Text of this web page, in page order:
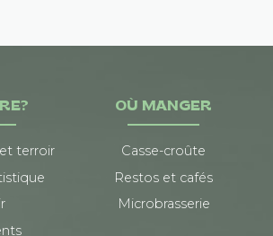
terroir
OÙ MANGER
Casse-croûte
Restos et cafés
Microbrasserie